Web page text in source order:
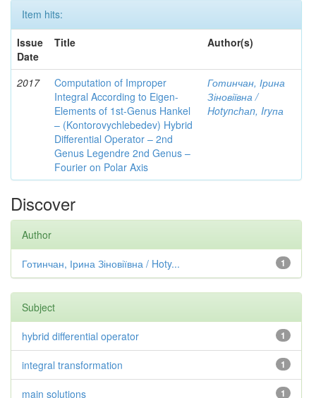
Item hits:
Issue
Date
Title Author(s)
2017
Computation of Improper
Integral According to Eigen-
Elements of 1st-Genus Hankel
– (Kontorovychlebedev) Hybrid
Differential Operator – 2nd
Genus Legendre 2nd Genus –
Fourier on Polar Axis
Готинчан, Ірина
Зіновіївна /
Hotynсhаn, Iryпа
Discover
Author
1
Готинчан, Ірина Зіновіївна / Hoty...
Subject
1
hybrid differential operator
1
integral transformation
1
main solutions